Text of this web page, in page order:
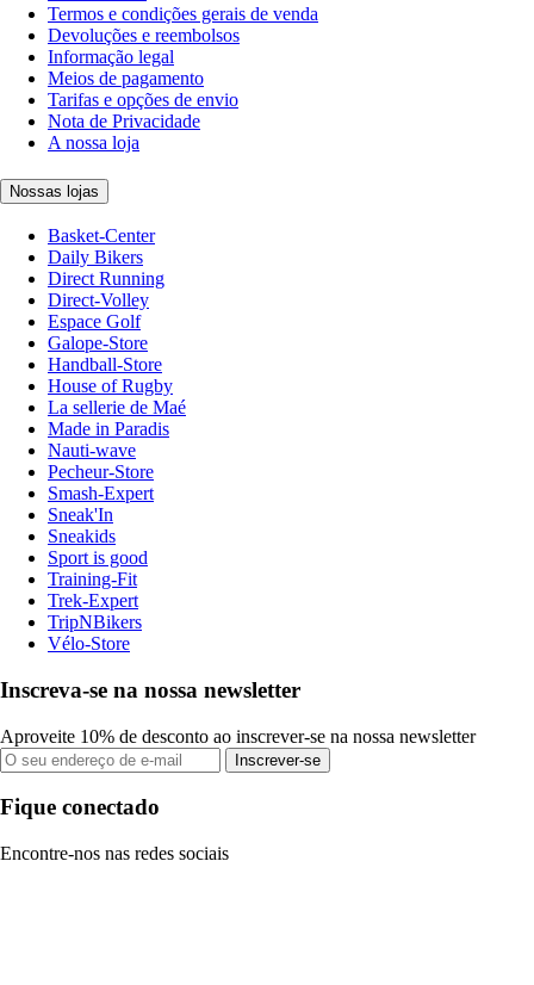
Termos e condições gerais de venda
Devoluções e reembolsos
Informação legal
Meios de pagamento
Tarifas e opções de envio
Nota de Privacidade
A nossa loja
Nossas lojas
Basket-Center
Daily Bikers
Direct Running
Direct-Volley
Espace Golf
Galope-Store
Handball-Store
House of Rugby
La sellerie de Maé
Made in Paradis
Nauti-wave
Pecheur-Store
Smash-Expert
Sneak'In
Sneakids
Sport is good
Training-Fit
Trek-Expert
TripNBikers
Vélo-Store
Inscreva-se na nossa newsletter
Aproveite 10% de desconto ao inscrever-se na nossa newsletter
Inscrever-se
Fique conectado
Encontre-nos nas redes sociais